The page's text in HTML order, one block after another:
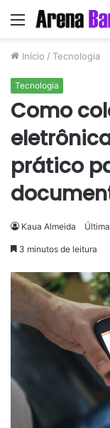
Menu
Início / Tecnologia
Tecnologia
Como
prático
Kaua Almeida
3 minutos de leitura